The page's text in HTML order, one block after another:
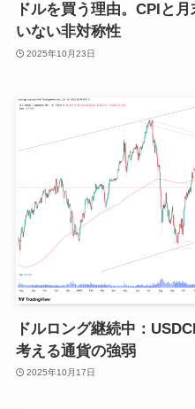
ドルを買う理由。CPIと
いない非対称性
2025年10月23日
ドルロング継続中：
考える通貨の強弱
2025年10月17日